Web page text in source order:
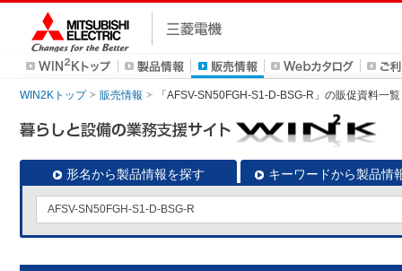
WIN2Kトップ 販売情報 「AFSV-SN50FGH-S1-D-BSG-R」の販促資料一覧
形名から製品情報を探す キーワードから製品情